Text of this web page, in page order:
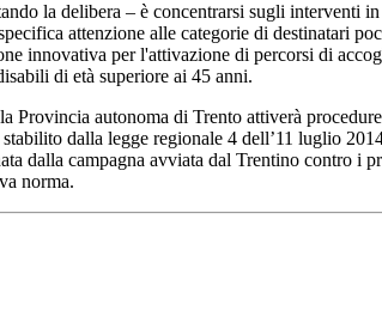
la delibera – è concentrarsi sugli interventi
attenzione alle categorie di destinatari
innovativa per l'attivazione di percorsi di
di età superiore ai 45 anni.
Provincia autonoma di Trento attiverà
dalla legge regionale 4 dell’11 luglio
dalla campagna avviata dal Trentino contro i
norma.